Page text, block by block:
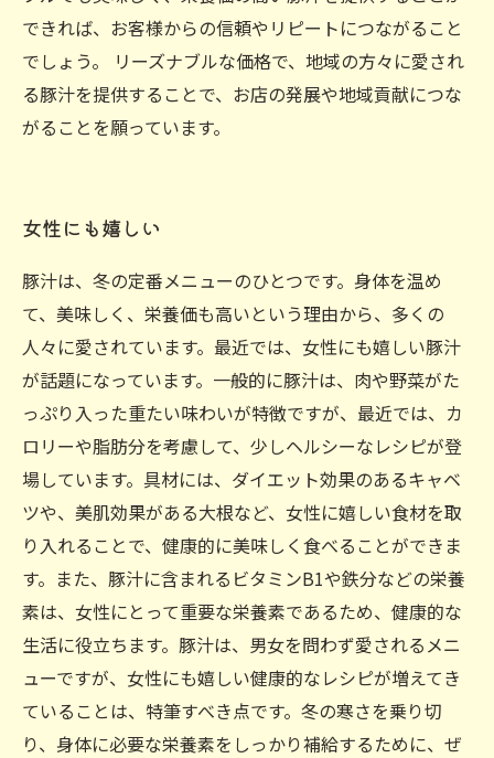
できれば、お客様からの信頼やリピートにつながること
でしょう。 リーズナブルな価格で、地域の方々に愛され
る豚汁を提供することで、お店の発展や地域貢献につな
がることを願っています。
女性にも嬉しい
豚汁は、冬の定番メニューのひとつです。身体を温め
て、美味しく、栄養価も高いという理由から、多くの
人々に愛されています。最近では、女性にも嬉しい豚汁
が話題になっています。一般的に豚汁は、肉や野菜がた
っぷり入った重たい味わいが特徴ですが、最近では、カ
ロリーや脂肪分を考慮して、少しヘルシーなレシピが登
場しています。具材には、ダイエット効果のあるキャベ
ツや、美肌効果がある大根など、女性に嬉しい食材を取
り入れることで、健康的に美味しく食べることができま
す。また、豚汁に含まれるビタミンB1や鉄分などの栄養
素は、女性にとって重要な栄養素であるため、健康的な
生活に役立ちます。豚汁は、男女を問わず愛されるメニ
ューですが、女性にも嬉しい健康的なレシピが増えてき
ていることは、特筆すべき点です。冬の寒さを乗り切
り、身体に必要な栄養素をしっかり補給するために、ぜ